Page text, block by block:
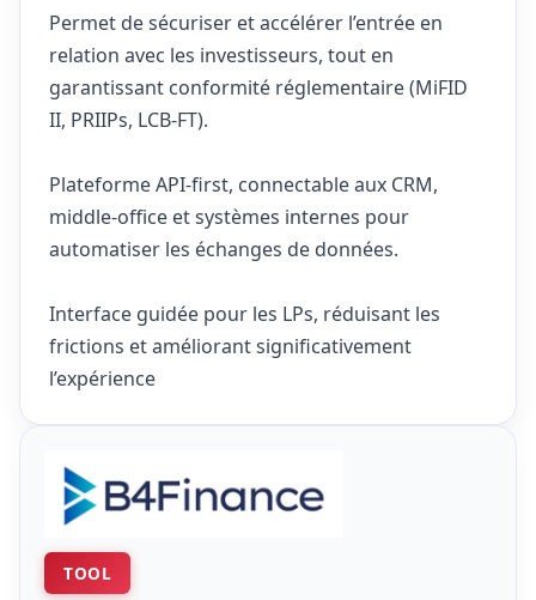
Permet de sécuriser et accélérer l’entrée en
relation avec les investisseurs, tout en
garantissant conformité réglementaire (MiFID
II, PRIIPs, LCB-FT).
Plateforme API-first, connectable aux CRM,
middle-office et systèmes internes pour
automatiser les échanges de données.
Interface guidée pour les LPs, réduisant les
frictions et améliorant significativement
l’expérience
TOOL